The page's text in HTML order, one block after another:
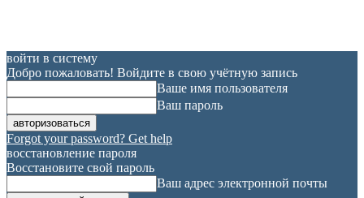
войти в систему
Добро пожаловать! Войдите в свою учётную запись
Ваше имя пользователя
Ваш пароль
Forgot your password? Get help
восстановление пароля
Восстановите свой пароль
Ваш адрес электронной почты